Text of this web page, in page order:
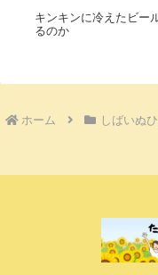
キンキンに冷えたビー
るのか
ホーム しばいぬ